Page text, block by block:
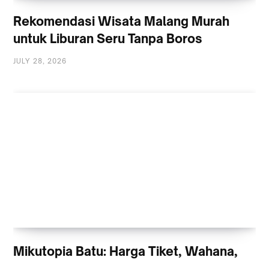
Rekomendasi Wisata Malang Murah
untuk Liburan Seru Tanpa Boros
JULY 28, 2026
Mikutopia Batu: Harga Tiket, Wahana,